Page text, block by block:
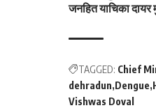
जनहित याचिका
TAGGED: Chief
dehradun Dengue
Vishwas Doval